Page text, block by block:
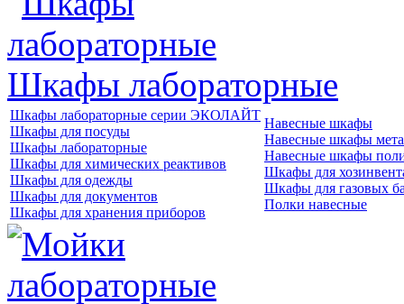
Шкафы лабораторные
Шкафы лабораторные серии ЭКОЛАЙТ
Шкафы для посуды
Шкафы лабораторные
Шкафы для химических реактивов
Шкафы для одежды
Шкафы для документов
Шкафы для хранения приборов
Навесные шкафы
Навесные шкафы
Навесные шкафы
Шкафы для
Шкафы для газовых
Полки навесные